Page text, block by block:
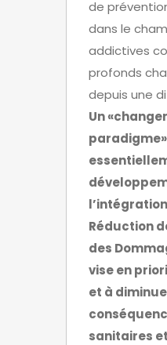
de
dans le
addictives
profonds
depuis une
Un
Réduction
des
vise en
et à
sanitaires